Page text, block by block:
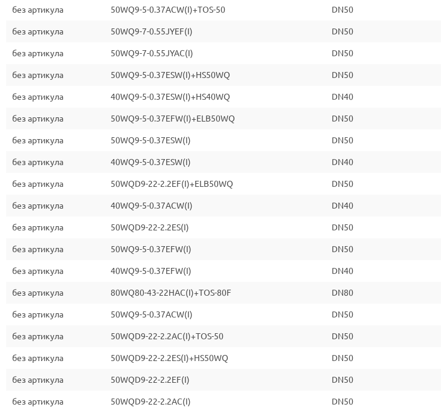
без артикула 50WQ9-5-0.37ACW(I)+TOS-50 DN50
без артикула 50WQ9-7-0.55JYEF(I) DN50
без артикула 50WQ9-7-0.55JYAC(I) DN50
без артикула 50WQ9-5-0.37ESW(I)+HS50WQ DN50
без артикула 40WQ9-5-0.37ESW(I)+HS40WQ DN40
без артикула 50WQ9-5-0.37EFW(I)+ELB50WQ DN50
без артикула 50WQ9-5-0.37ESW(I) DN50
без артикула 40WQ9-5-0.37ESW(I) DN40
без артикула 50WQD9-22-2.2EF(I)+ELB50WQ DN50
без артикула 40WQ9-5-0.37ACW(I) DN40
без артикула 50WQD9-22-2.2ES(I) DN50
без артикула 50WQ9-5-0.37EFW(I) DN50
без артикула 40WQ9-5-0.37EFW(I) DN40
без артикула 80WQ80-43-22HAC(I)+TOS-80F DN80
без артикула 50WQ9-5-0.37ACW(I) DN50
без артикула 50WQD9-22-2.2AC(I)+TOS-50 DN50
без артикула 50WQD9-22-2.2ES(I)+HS50WQ DN50
без артикула 50WQD9-22-2.2EF(I) DN50
без артикула 50WQD9-22-2.2AC(I) DN50